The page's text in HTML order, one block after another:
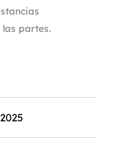
las partes.